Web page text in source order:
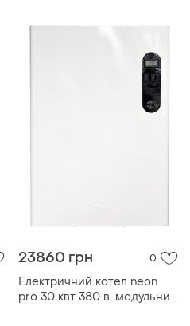
23860 грн 0
Електричний котел neon
pro 30 квт 380 в, модульний